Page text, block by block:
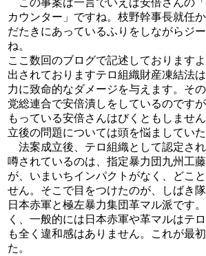
この事案は一言でいえば安倍さんの
カウンター」ですね。枝野幹事長就任
だたきにあっているふりをしながらジ
ね。
ここ数回のブログで記述しております
出されておりますテロ組織財産凍結法
力に致命的なダメージを与えます。そ
党総連合で安倍潰しをしているのです
もっている安倍さんはびくともしませ
立後の問題については頭を悩ましていた
法案成立後、テロ組織として認定され
噂されているのは、指定暴力団九州工
が、いまいちインパクトがなく、どこ
せん。そこで目をつけたのが、しばき
日本赤軍と極左暴力集団革マル派です
く、一般的には日本赤軍や革マルはテ
も全く違和感はありません。これが最
た。